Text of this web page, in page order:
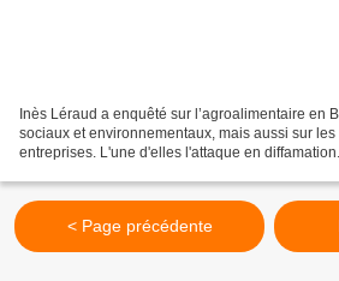
Inès Léraud a enquêté sur l’agroalimentaire en
sociaux et environnementaux, mais aussi sur
entreprises. L'une d'elles l'attaque en
< Page précédente